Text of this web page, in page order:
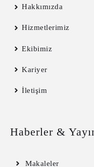
Hakkımızda
Hizmetlerimiz
Ekibimiz
Kariyer
İletişim
Haberler &
Makaleler